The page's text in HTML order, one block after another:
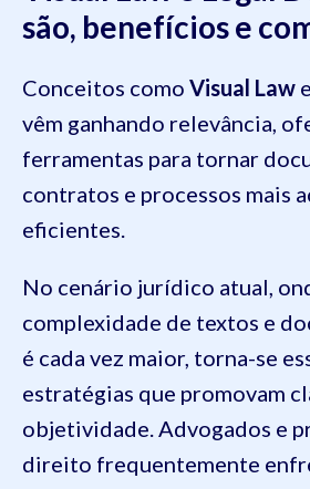
são, benefícios e
Conceitos como Visual Law e
vêm ganhando relevância,
ferramentas para tornar
contratos e processos mais
eficientes.
No cenário jurídico atual,
complexidade de textos e
é cada vez maior, torna-se
estratégias que promovam
objetividade. Advogados e
direito frequentemente